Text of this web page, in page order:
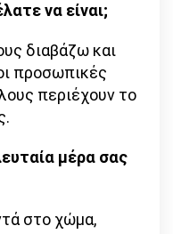
να είναι;
διαβάζω και
προσωπικές
περιέχουν το
μέρα σας
στο χώμα,